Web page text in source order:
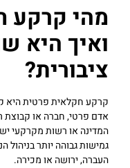
מהי קרקע
ואיך היא
ציבורית?
קרקע חקלאית פרטית היא
אדם פרטי, חברה או קבוצת
המדינה או רשות מקרקעי
גמישות גבוהה יותר בניהול
העברה, ירושה או מכירה.